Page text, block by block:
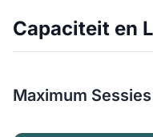
Capaciteit en
Maximum